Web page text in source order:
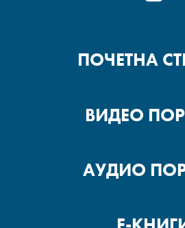
ПОЧЕТНА
ВИДЕО
АУДИО